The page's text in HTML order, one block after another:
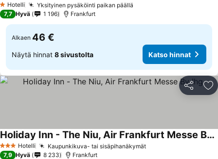
1 Tähtiluokitus
Hotelli Yksityinen pysäköinti paikan päällä
7,7 Hyvä 1 196 Frankfurt
Alkaen 46 €
Näytä hinnat 8 sivustolta Katso hinnat
Jaa
3 Tähtiluokitus
Hotelli Kaupunkikuva- tai sisäpihanäkymät
Holiday Inn - The Niu, Air Frankfurt Messe By Ihg
7,9 Hyvä 8 233 Frankfurt